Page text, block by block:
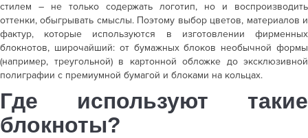
стилем – не только содержать логотип, но и воспроизводить
оттенки, обыгрывать смыслы. Поэтому выбор цветов, материалов и
фактур, которые используются в изготовлении фирменных
блокнотов, широчайший: от бумажных блоков необычной формы
(например, треугольной) в картонной обложке до эксклюзивной
полиграфии с премиумной бумагой и блоками на кольцах.
Где используют такие
блокноты?